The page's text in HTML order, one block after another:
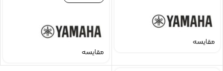
مقایسه
مقایسه